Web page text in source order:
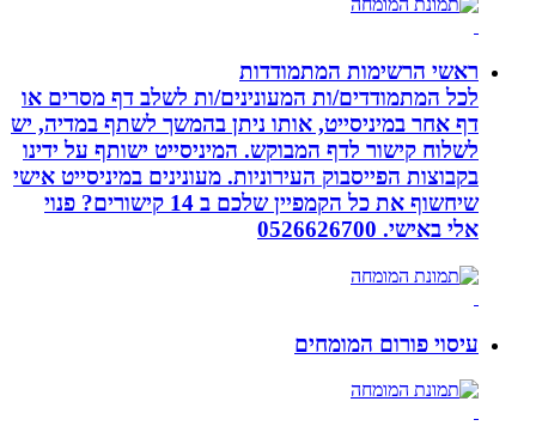
ראשי הרשימות המתמודדות
לכל המתמודדים/ות המעונינים/ות לשלב דף מסרים או
דף אחר במיניסייט, אותו ניתן בהמשך לשתף במדיה, יש
לשלוח קישור לדף המבוקש. המיניסייט ישותף על ידינו
בקבוצות הפייסבוק העירוניות. מעונינים במיניסייט אישי
שיחשוף את כל הקמפיין שלכם ב 14 קישורים? פנוי
אלי באישי. 0526626700
עיסוי פורום המומחים